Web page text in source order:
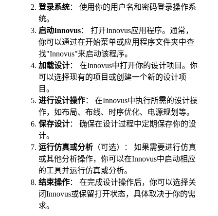
登录系统： 使用你的用户名和密码登录操作系
统。
启动Innovus： 打开Innovus应用程序。通常，
你可以通过在开始菜单或应用程序文件夹中查
找"Innovus"来启动该程序。
加载设计： 在Innovus中打开你的设计项目。你
可以选择现有的项目或创建一个新的设计项
目。
进行设计操作： 在Innovus中执行所需的设计操
作，如布局、布线、时序优化、电源规划等。
保存设计： 确保在设计过程中定期保存你的设
计。
运行仿真或分析 （可选）： 如果需要进行仿真
或其他分析操作，你可以在Innovus中启动相应
的工具并运行仿真或分析。
结束操作： 在完成设计操作后，你可以选择关
闭Innovus或保留打开状态，具体取决于你的需
求。